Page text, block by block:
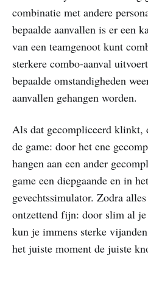
combinatie met andere
bepaalde aanvallen is er een
van een teamgenoot kunt
sterkere combo-aanval
bepaalde omstandigheden
aanvallen gehangen worden.
Als dat gecompliceerd klinkt,
de game: door het ene
hangen aan een ander
game een diepgaande en in
gevechtssimulator. Zodra
ontzettend fijn: door slim al
kun je immens sterke
het juiste moment de juiste